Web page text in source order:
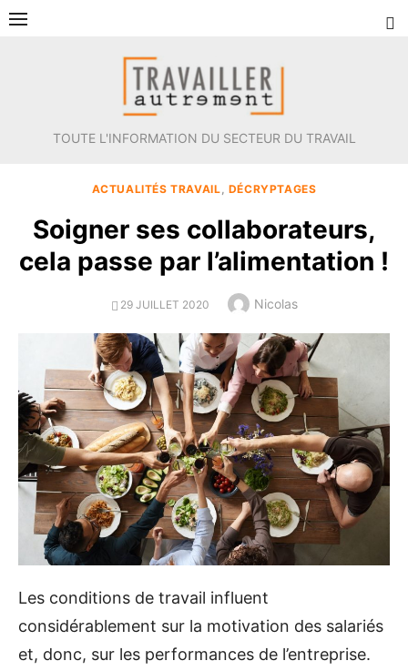
Aller
TOUTE L'INFORMATION DU SECTEUR DU TRAVAIL
ACTUALITÉS TRAVAIL DÉCRYPTAGES
Soigner ses collaborateurs,
cela passe par l’alimentation !
POSTED
29 JUILLET 2020 Author
Nicolas
Les conditions de travail influent
considérablement sur la motivation des salariés
et, donc, sur les performances de l’entreprise.